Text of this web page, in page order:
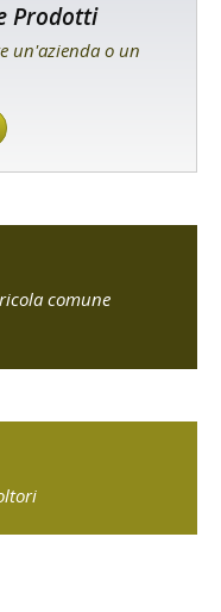
Prodotti
un'azienda o un
comune